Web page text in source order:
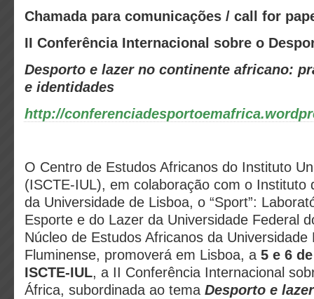
Chamada para comunicações / call for
II Conferência Internacional sobre o
Desporto e lazer no continente africano:
e identidades
http://
O Centro de Estudos Africanos do Instituto
(ISCTE-IUL), em colaboração com o Instituto
da Universidade de Lisboa, o “Sport”:
Esporte e do Lazer da Universidade Federal
Núcleo de Estudos Africanos da Universidade
Fluminense, promoverá em Lisboa, a 5 e 6
ISCTE-IUL, a II Conferência Internacional
África, subordinada ao tema Desporto e